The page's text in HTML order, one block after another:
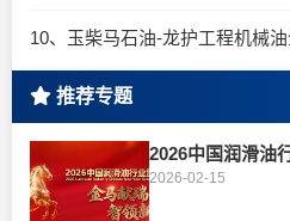
推荐专题
2026中国润滑油
2026-02-15